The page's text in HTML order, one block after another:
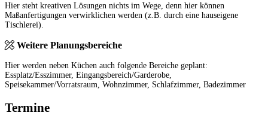
Hier steht kreativen Lösungen nichts im Wege, denn hier können
Maßanfertigungen verwirklichen werden (z.B. durch eine hauseigene
Tischlerei).
Weitere Planungsbereiche
Hier werden neben Küchen auch folgende Bereiche geplant:
Essplatz/Esszimmer, Eingangsbereich/Garderobe,
Speisekammer/Vorratsraum, Wohnzimmer, Schlafzimmer, Badezimmer
Termine